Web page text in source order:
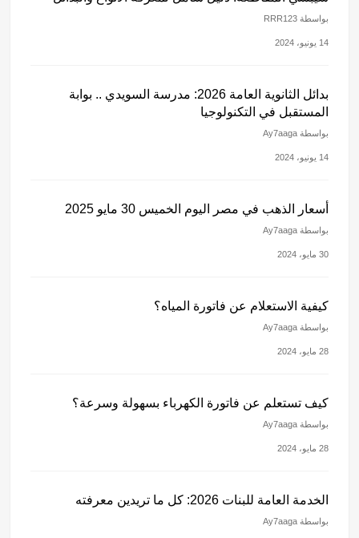
بواسطة RRR123
14 يونيو، 2024
بدائل الثانوية العامة 2026: مدرسة السويدي .. بوابة
المستقبل في التكنولوجيا
بواسطة Ay7aaga
14 يونيو، 2024
أسعار الذهب في مصر اليوم الخميس 30 مايو 2025
بواسطة Ay7aaga
30 مايو، 2024
كيفية الاستعلام عن فاتورة المياه؟
بواسطة Ay7aaga
28 مايو، 2024
كيف تستعلم عن فاتورة الكهرباء بسهولة وسرعة؟
بواسطة Ay7aaga
28 مايو، 2024
الخدمة العامة للبنات 2026: كل ما تريدين معرفته
بواسطة Ay7aaga